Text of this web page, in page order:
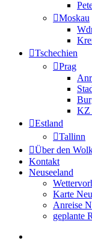
Moskau
Tschechien
Prag
KZ
Estland
Tallinn
Über den
Kontakt
Neuseeland
Karte
Anreise
geplante